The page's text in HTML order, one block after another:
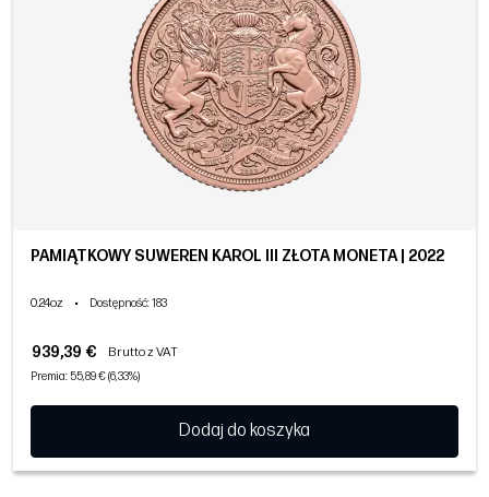
PAMIĄTKOWY SUWEREN KAROL III ZŁOTA MONETA | 2022
0.24oz • Dostępność: 183
939,39 € Brutto z VAT
Premia: 55,89 € (6,33%)
Dodaj do koszyka